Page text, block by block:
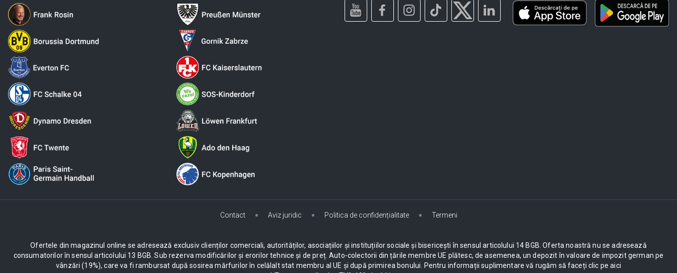
Contact Aviz juridic Politica de confidențialitate Termeni
Ofertele din magazinul online se adresează exclusiv clienților comerciali, autorităților, asociațiilor și instituțiilor sociale și bisericești în sensul articolului 14 BGB. Oferta noastră nu se adresează
consumatorilor în sensul articolului 13 BGB. Sub rezerva modificărilor și erorilor tehnice și de preț. Auto-colectorii din țările membre UE plătesc, de asemenea, un depozit în valoare de impozit german pe
vânzări (19%), care va fi rambursat după sosirea mărfurilor în celălalt stat membru al UE și după primirea bonului. Pentru informații suplimentare vă rugăm să faceți clic pe aici